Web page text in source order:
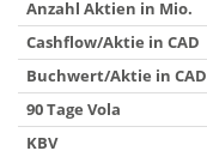
Anzahl Aktien in Mio.
Cashflow/Aktie in CAD
Buchwert/Aktie in CAD
90 Tage Vola
KBV